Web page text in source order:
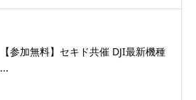
【参加無料】セキド共催 DJI最新機種
...